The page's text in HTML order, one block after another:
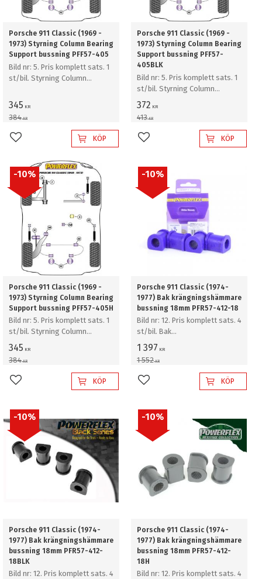
Porsche 911 Classic (1969 -
1973) Styrning Column Bearing
Support bussning PFF57-405
Bild nr: 5. Pris komplett sats. 1
st/bil. Styrning Column
345 KR
384KR
Lägg till i favoriterKÖP
Porsche 911 Classic (1969 -
1973) Styrning Column Bearing
Support bussning PFF57-
405BLK
Bild nr: 5. Pris komplett sats. 1
st/bil. Styrning Column
Bearing Support bussning
372 KR
413KR
Lägg till i favoriterKÖP
Porsche 911 Classic (1969 -
1973) Styrning Column Bearing
Support bussning PFF57-405H
Bild nr: 5. Pris komplett sats. 1
st/bil. Styrning Column
Bearing Support bussning
345 KR
384KR
10%
Lägg till i favoriterKÖP
Porsche 911 Classic (1974-
1977) Bak krängningshämmare
bussning 18mm PFR57-412-18
Bild nr: 12. Pris komplett sats. 4
st/bil. Bak
krängningshämmare bussning
18mm
1 397 KR
1 552KR
10%
Lägg till i favoriterKÖP
Porsche 911 Classic (1974-
1977) Bak krängningshämmare
bussning 18mm PFR57-412-
18BLK
Bild nr: 12. Pris komplett sats. 4
10%
Porsche 911 Classic (1974-
1977) Bak krängningshämmare
bussning 18mm PFR57-412-
18H
Bild nr: 12. Pris komplett sats. 4
10%